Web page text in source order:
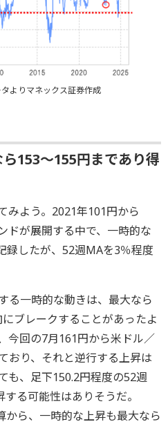
よりマネックス証券作成
153～155円まであり得
みよう。2021年101円から
ドが展開する中で、一時的な
録したが、52週MAを3％程度
る一時的な動きは、最大なら
ブレークすることがあったよ
今回の7月161円から米ドル／
おり、それと逆行する上昇は
も、足下150.2円程度の52週
る可能性はありそうだ。
から、一時的な上昇も最大なら